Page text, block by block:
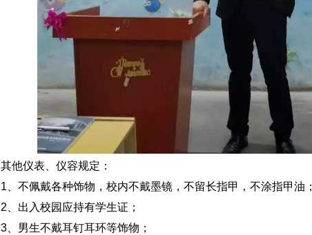
其他仪表、仪容规定：
1、不佩戴各种饰物，校内不戴墨镜，不留长指甲，不涂指甲油；
2、出入校园应持有学生证；
3、男生不戴耳钉耳环等饰物；